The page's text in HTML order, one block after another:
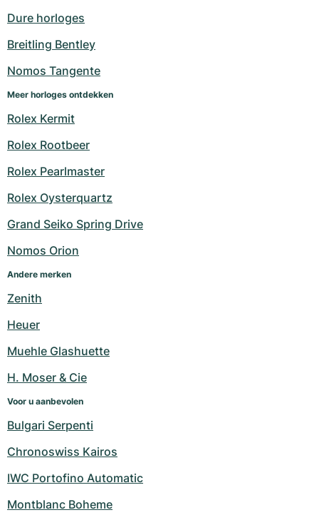
Dure horloges
Breitling Bentley
Nomos Tangente
Meer horloges ontdekken
Rolex Kermit
Rolex Rootbeer
Rolex Pearlmaster
Rolex Oysterquartz
Grand Seiko Spring Drive
Nomos Orion
Andere merken
Zenith
Heuer
Muehle Glashuette
H. Moser & Cie
Voor u aanbevolen
Bulgari Serpenti
Chronoswiss Kairos
IWC Portofino Automatic
Montblanc Boheme